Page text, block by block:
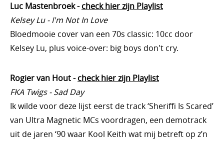
Luc Mastenbroek -check hier zijn Playlist
Kelsey Lu - I'm Not In Love
Bloedmooie cover van een 70s classic: 10cc door
Kelsey Lu, plus voice-over: big boys don't cry.
Rogier van Hout -check hier zijn Playlist
FKA Twigs - Sad Day
Ik wilde voor deze lijst eerst de track ‘Sheriffi Is Scared’
van Ultra Magnetic MCs voordragen, een demotrack
uit de jaren ‘90 waar Kool Keith wat mij betreft op z’n